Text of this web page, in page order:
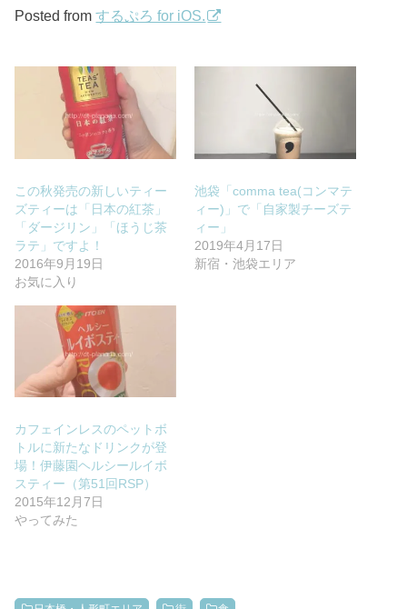
Posted fromするぷろ for iOS.
この秋発売の新しいティー
ズティーは「日本の紅茶」
「ダージリン」「ほうじ茶
ラテ」ですよ！
2016年9月19日
お気に入り
池袋「comma tea(コンマテ
ィー)」で「自家製チーズテ
ィー」
2019年4月17日
新宿・池袋エリア
カフェインレスのペットボ
トルに新たなドリンクが登
場！伊藤園ヘルシールイボ
スティー（第51回RSP）
2015年12月7日
やってみた